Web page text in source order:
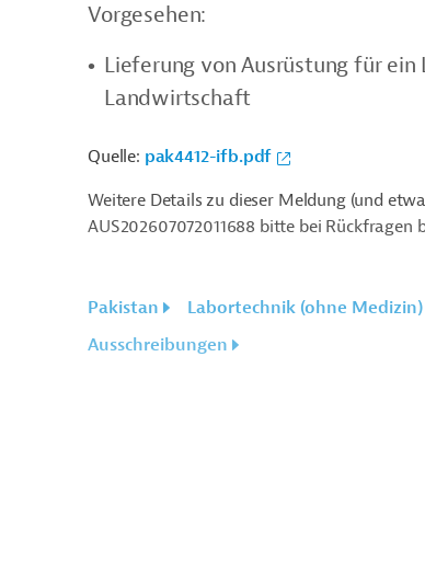
Vorgesehen:
Lieferung von Ausrüstung für
Landwirtschaft
Quelle: pak4412-ifb.pdf
Weitere Details zu dieser Meldung (und
AUS202607072011688 bitte bei
Pakistan Labortechnik (ohne Medizin)
Ausschreibungen